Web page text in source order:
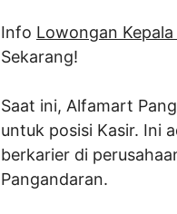
Info Lowongan
Sekarang!
Saat ini, Alfamart
untuk posisi Kasir. Ini
berkarier di
Pangandaran.